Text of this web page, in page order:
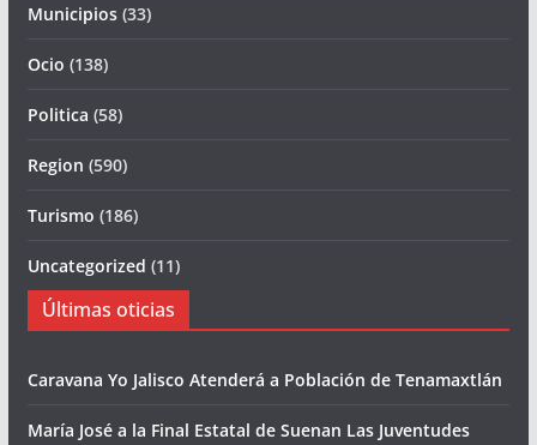
Municipios(33)
Ocio (138)
Politica (58)
Region (590)
Turismo (186)
Uncategorized (11)
Últimas oticias
Caravana Yo Jalisco Atenderá a Población de Tenamaxtlán
María José a la Final Estatal de Suenan Las Juventudes